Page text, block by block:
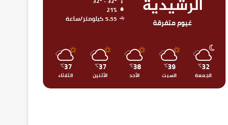
الرشيدية
غيوم متفرقة
21%
5.55 كيلومتر/ساعة
32
℃
الجمعة
39
℃
السبت
38
℃
الأحد
37
℃
الأثنين
37
℃
الثلاثاء